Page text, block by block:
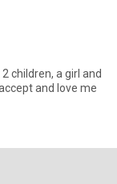
children, a girl and
and love me